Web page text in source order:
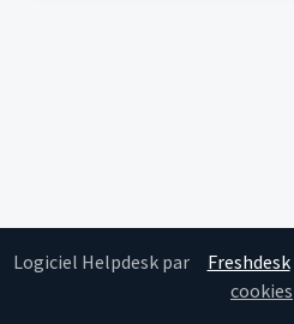
Logiciel Helpdesk par Freshdesk
cookies